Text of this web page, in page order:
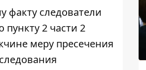
факту следователи
2 части 2
меру пресечения